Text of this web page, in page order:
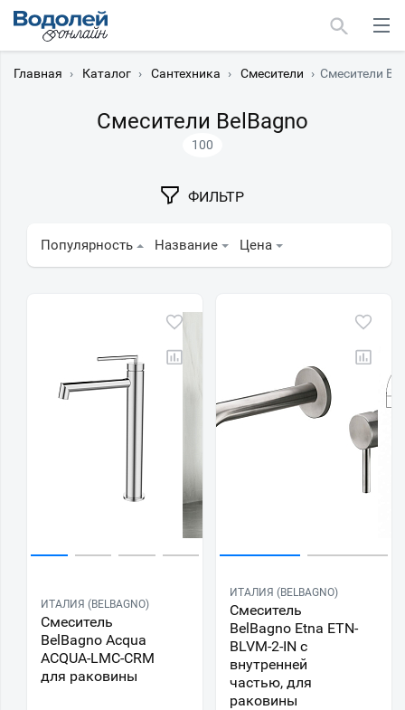
Главная › Каталог › Сантехника › Смесители › Смесители
Смесители BelBagno
100
ФИЛЬТР
Популярность Название Цена
ИТАЛИЯ (BELBAGNO)
Смеситель
BelBagno Acqua
ACQUA-LMC-CRM
для раковины
ИТАЛИЯ (BELBAGNO)
Смеситель
BelBagno Etna ETN-
BLVM-2-IN с
внутренней
частью, для
раковины